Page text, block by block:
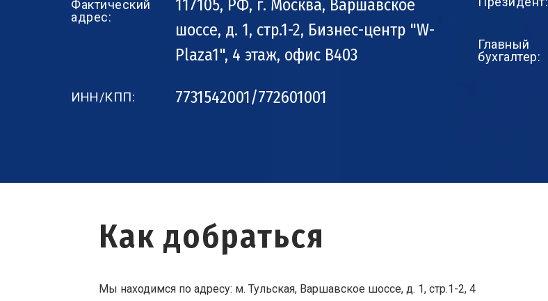
Фактический
адрес:
117105, РФ, г. Москва, Варшавское
шоссе, д. 1, стр.1-2, Бизнес-центр "W-
Plaza1", 4 этаж, офис В403
ИНН/КПП: 7731542001/772601001
Главный
бухгалтер:
Как добраться
Мы находимся по адресу: м. Тульская, Варшавское шоссе, д. 1, стр.1-2, 4